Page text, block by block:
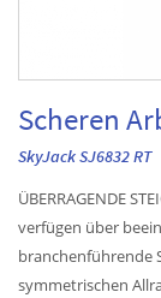
Scheren
SkyJack SJ6832 RT
ÜBERRAGENDE
verfügen über
branchenführende
symmetrischen